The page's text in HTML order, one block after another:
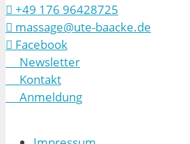
+49 176 96428725
massage@ute-baacke.de
Facebook
Newsletter
Kontakt
Anmeldung